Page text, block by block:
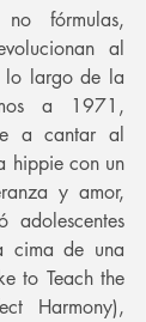
fórmulas,
al
lo largo de la
a 1971,
a cantar al
hippie con un
y amor,
adolescentes
cima de una
to Teach the
Harmony),